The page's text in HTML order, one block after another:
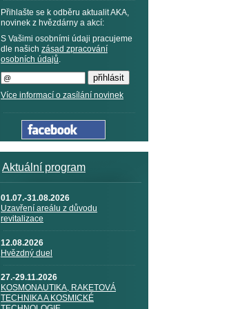
Přihlašte se k odběru aktualit AKA,
novinek z hvězdárny a akcí:
S Vašimi osobními údaji pracujeme
dle našich zásad zpracování
osobních údajů.
Více informací o zasílání novinek
Aktuální program
01.07.-31.08.2026
Uzavření areálu z důvodu
revitalizace
12.08.2026
Hvězdný duel
27.-29.11.2026
KOSMONAUTIKA, RAKETOVÁ
TECHNIKA A KOSMICKÉ